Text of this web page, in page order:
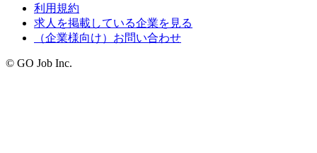
利用規約
求人を掲載している企業を見る
（企業様向け）お問い合わせ
© GO Job Inc.